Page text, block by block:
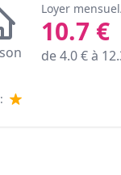
Loyer
10.7€
de4.0€ à